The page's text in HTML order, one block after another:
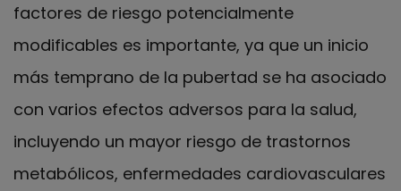
factores de riesgo potencialmente
modificables es importante, ya que un inicio
más temprano de la pubertad se ha asociado
con varios efectos adversos para la salud,
incluyendo un mayor riesgo de trastornos
metabólicos, enfermedades cardiovasculares